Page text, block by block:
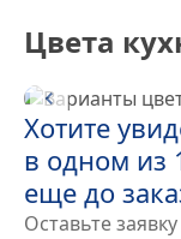
Цвета
Хотите
в одном из
еще до
Оставьте